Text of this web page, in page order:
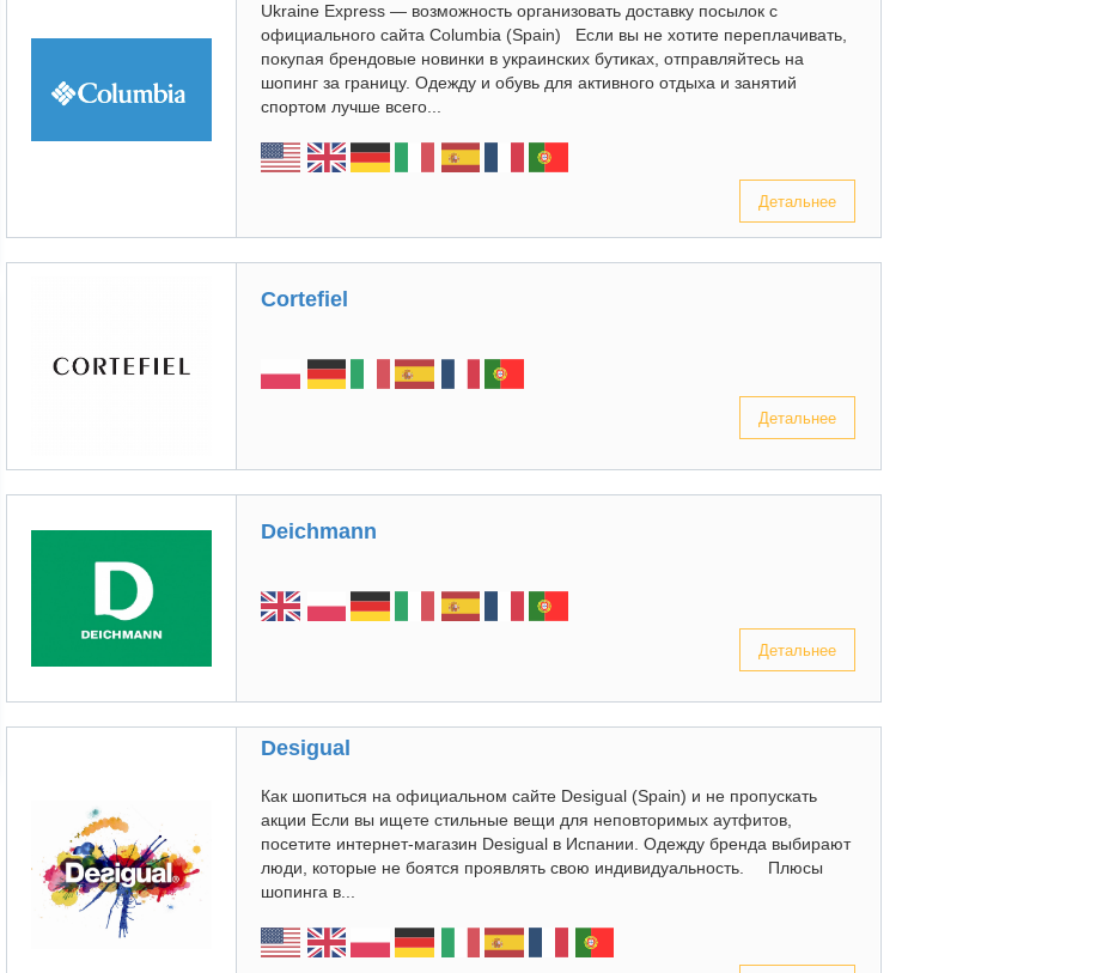
Ukraine Express — возможность организовать доставку посылок с
официального сайта Columbia (Spain) Если вы не хотите переплачивать,
покупая брендовые новинки в украинских бутиках, отправляйтесь на
шопинг за границу. Одежду и обувь для активного отдыха и занятий
спортом лучше всего...
Детальнее
Cortefiel
Детальнее
Deichmann
Детальнее
Desigual
Как шопиться на официальном сайте Desigual (Spain) и не пропускать
акции Если вы ищете стильные вещи для неповторимых аутфитов,
посетите интернет-магазин Desigual в Испании. Одежду бренда выбирают
люди, которые не боятся проявлять свою индивидуальность. Плюсы
шопинга в...